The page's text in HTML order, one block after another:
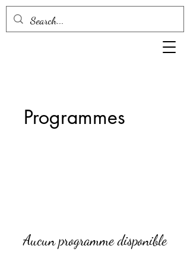
Programmes
Aucun programme disponible